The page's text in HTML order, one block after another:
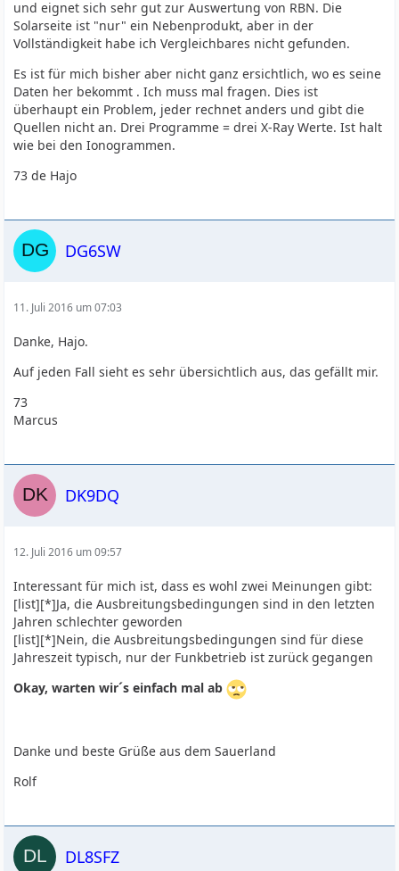
und eignet sich sehr gut zur Auswertung von RBN. Die
Solarseite ist "nur" ein Nebenprodukt, aber in der
Vollständigkeit habe ich Vergleichbares nicht gefunden.
Es ist für mich bisher aber nicht ganz ersichtlich, wo es seine
Daten her bekommt . Ich muss mal fragen. Dies ist
überhaupt ein Problem, jeder rechnet anders und gibt die
Quellen nicht an. Drei Programme = drei X-Ray Werte. Ist halt
wie bei den Ionogrammen.
73 de Hajo
DG6SW
11. Juli 2016 um 07:03
Danke, Hajo.
Auf jeden Fall sieht es sehr übersichtlich aus, das gefällt mir.
73
Marcus
DK9DQ
12. Juli 2016 um 09:57
Interessant für mich ist, dass es wohl zwei Meinungen gibt:
[list][*]Ja, die Ausbreitungsbedingungen sind in den letzten
Jahren schlechter geworden
[list][*]Nein, die Ausbreitungsbedingungen sind für diese
Jahreszeit typisch, nur der Funkbetrieb ist zurück gegangen
Okay, warten wir´s einfach mal ab
Danke und beste Grüße aus dem Sauerland
Rolf
DL8SFZ